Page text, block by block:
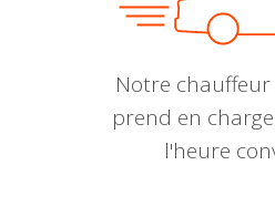
Notre chauffeur
prend en
l'heure